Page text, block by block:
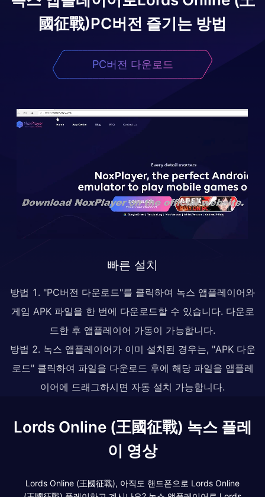
國征戰)PC버전 즐기는 방법
PC버전 다운로드
빠른 설치
방법 1. "PC버전 다운로드"를 클릭하여 녹스 앱플레이어와
게임 APK 파일을 한 번에 다운로드할 수 있습니다. 다운로
드한 후 앱플레이어 가동이 가능합니다.
방법 2. 녹스 앱플레이어가 이미 설치된 경우는, "APK 다운
로드" 클릭하여 파일을 다운로드 후에 해당 파일을 앱플레
이어에 드래그하시면 자동 설치 가능합니다.
Lords Online (王國征戰) 녹스 플레
이 영상
Lords Online (王國征戰), 아직도 핸드폰으로 Lords Online